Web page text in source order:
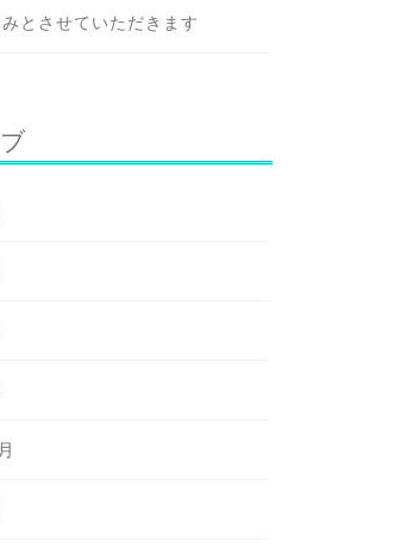
します
2分）
とさせていただきます